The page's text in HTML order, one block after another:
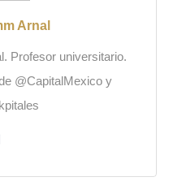
Arnal
Profesor universitario.
@CapitalMexico y